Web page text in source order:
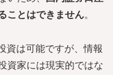
ことはできません。
資は可能ですが、情報
資家には現実的ではな